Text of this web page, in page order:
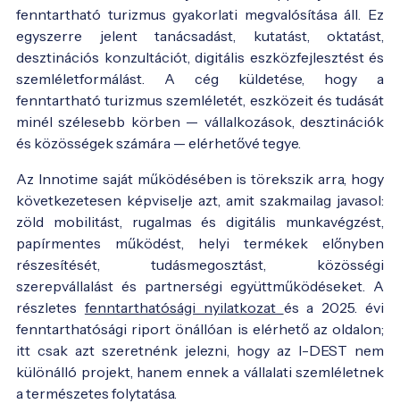
fenntartható turizmus gyakorlati megvalósítása áll. Ez
egyszerre jelent tanácsadást, kutatást, oktatást,
desztinációs konzultációt, digitális eszközfejlesztést és
szemléletformálást. A cég küldetése, hogy a
fenntartható turizmus szemléletét, eszközeit és tudását
minél szélesebb körben — vállalkozások, desztinációk
és közösségek számára — elérhetővé tegye.
Az Innotime saját működésében is törekszik arra, hogy
következetesen képviselje azt, amit szakmailag javasol:
zöld mobilitást, rugalmas és digitális munkavégzést,
papírmentes működést, helyi termékek előnyben
részesítését, tudásmegosztást, közösségi
szerepvállalást és partnerségi együttműködéseket. A
részletes fenntarthatósági nyilatkozat és a 2025. évi
fenntarthatósági riport önállóan is elérhető az oldalon;
itt csak azt szeretnénk jelezni, hogy az I-DEST nem
különálló projekt, hanem ennek a vállalati szemléletnek
a természetes folytatása.